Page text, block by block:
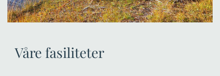
Våre fasiliteter